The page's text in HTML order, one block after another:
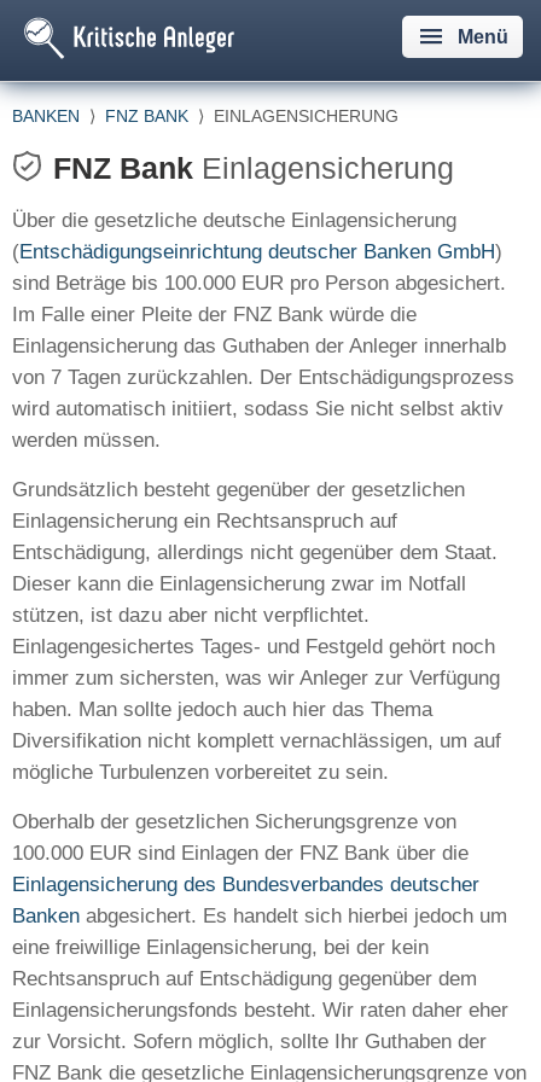
Menü
BANKEN ⟩ FNZ BANK ⟩ EINLAGENSICHERUNG
FNZ Bank Einlagensicherung
Über die gesetzliche deutsche Einlagensicherung
(Entschädigungseinrichtung deutscher Banken GmbH)
sind Beträge bis 100.000 EUR pro Person abgesichert.
Im Falle einer Pleite der FNZ Bank würde die
Einlagensicherung das Guthaben der Anleger innerhalb
von 7 Tagen zurückzahlen. Der Entschädigungsprozess
wird automatisch initiiert, sodass Sie nicht selbst aktiv
werden müssen.
Grundsätzlich besteht gegenüber der gesetzlichen
Einlagensicherung ein Rechtsanspruch auf
Entschädigung, allerdings nicht gegenüber dem Staat.
Dieser kann die Einlagensicherung zwar im Notfall
stützen, ist dazu aber nicht verpflichtet.
Einlagengesichertes Tages- und Festgeld gehört noch
immer zum sichersten, was wir Anleger zur Verfügung
haben. Man sollte jedoch auch hier das Thema
Diversifikation nicht komplett vernachlässigen, um auf
mögliche Turbulenzen vorbereitet zu sein.
Oberhalb der gesetzlichen Sicherungsgrenze von
100.000 EUR sind Einlagen der FNZ Bank über die
Einlagensicherung des Bundesverbandes deutscher
Banken abgesichert. Es handelt sich hierbei jedoch um
eine freiwillige Einlagensicherung, bei der kein
Rechtsanspruch auf Entschädigung gegenüber dem
Einlagensicherungsfonds besteht. Wir raten daher eher
zur Vorsicht. Sofern möglich, sollte Ihr Guthaben der
FNZ Bank die gesetzliche Einlagensicherungsgrenze von